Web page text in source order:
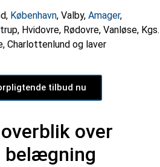
København, Valby, Amager,
Hvidovre, Rødovre, Vanløse, Kgs.
Charlottenlund og laver
tilbud nu
over
belægning